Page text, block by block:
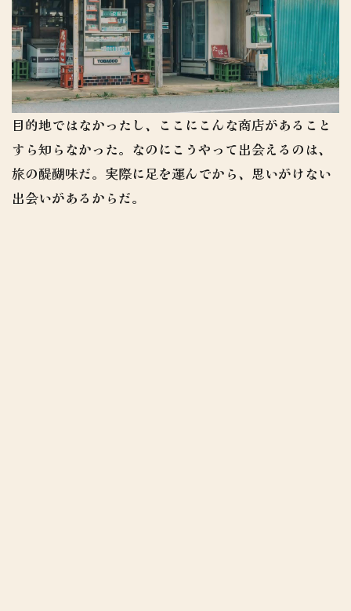
目的地ではなかったし、ここにこんな商店があること
すら知らなかった。なのにこうやって出会えるのは、
旅の醍醐味だ。実際に足を運んでから、思いがけない
出会いがあるからだ。